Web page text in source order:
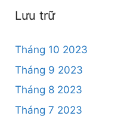
Lưu trữ
Tháng 10 2023
Tháng 9 2023
Tháng 8 2023
Tháng 7 2023